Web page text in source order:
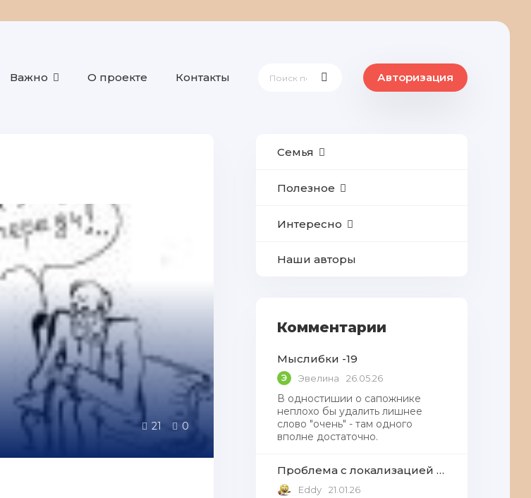
Важно О проекте Контакты Авторизация
21 0
Семья
Полезное
Интересно
Наши авторы
Комментарии
Мыслибки -19
Э Эвелина 26.05.26
В одностишии о сапожнике
неплохо бы удалить лишнее
слово "очень" - там одного
вполне достаточно.
Проблема с локализацией языков Windows Defender, Microsoft Store в Windows 11
Eddy 21.01.26